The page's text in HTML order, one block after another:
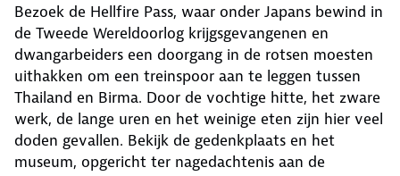
Bezoek de Hellfire Pass, waar onder Japans bewind in
de Tweede Wereldoorlog krijgsgevangenen en
dwangarbeiders een doorgang in de rotsen moesten
uithakken om een treinspoor aan te leggen tussen
Thailand en Birma. Door de vochtige hitte, het zware
werk, de lange uren en het weinige eten zijn hier veel
doden gevallen. Bekijk de gedenkplaats en het
museum, opgericht ter nagedachtenis aan de